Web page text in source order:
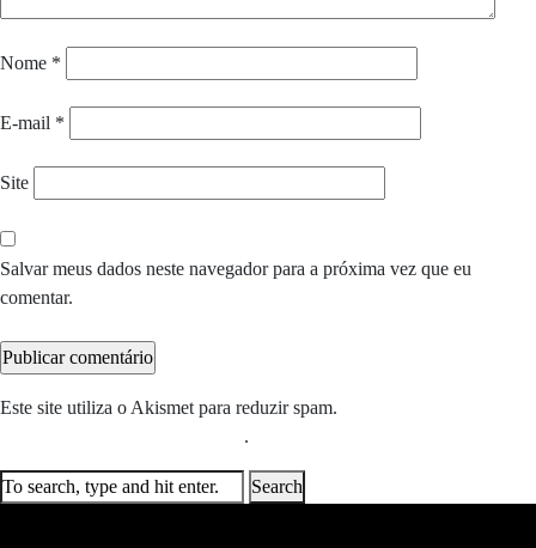
Nome *
E-mail *
Site
Salvar meus dados neste navegador para a próxima vez que eu
comentar.
Este site utiliza o Akismet para reduzir spam.
.
Search